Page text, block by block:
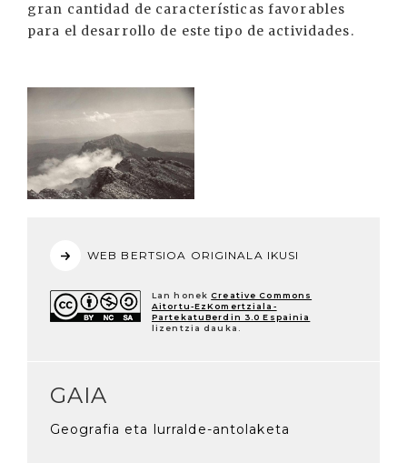
gran cantidad de características favorables
para el desarrollo de este tipo de actividades.
WEB BERTSIOA ORIGINALA IKUSI
Lan honek Creative Commons
Aitortu-EzKomertziala-
PartekatuBerdin 3.0 Espainia
lizentzia dauka.
GAIA
Geografia eta lurralde-antolaketa